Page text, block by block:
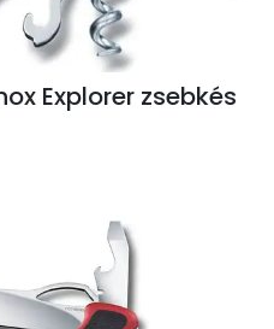
Explorer zsebkés